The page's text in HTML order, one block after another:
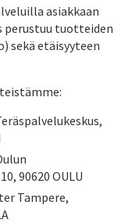
asiakkaan
perustuu tuotteiden
sekä etäisyyteen
90620 OULU
Tampere,